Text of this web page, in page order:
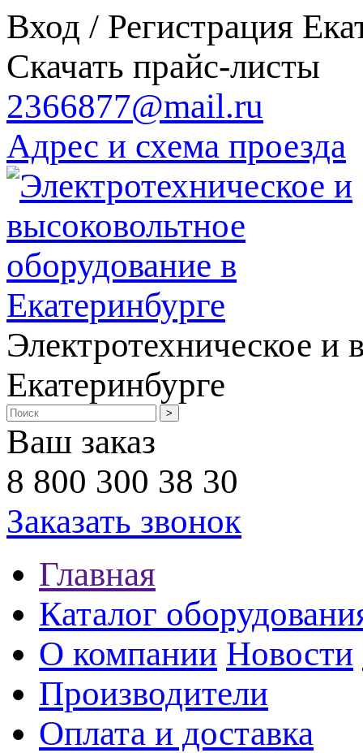
Вход / Регистрация
Скачать прайс-листы
2366877@mail.ru
Адрес и схема проезда
Электротехническое и
Екатеринбурге
Ваш заказ
8 800 300 38 30
Заказать звонок
Главная
Каталог
О компании Новости
Производители
Оплата и доставка